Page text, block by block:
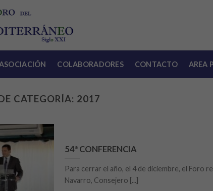
COLABORADORES CONTACTO AREA
CATEGORÍA: 2017
54ª CONFERENCIA
Para cerrar el año, el 4 de diciembre, el Foro
Navarro, Consejero [...]